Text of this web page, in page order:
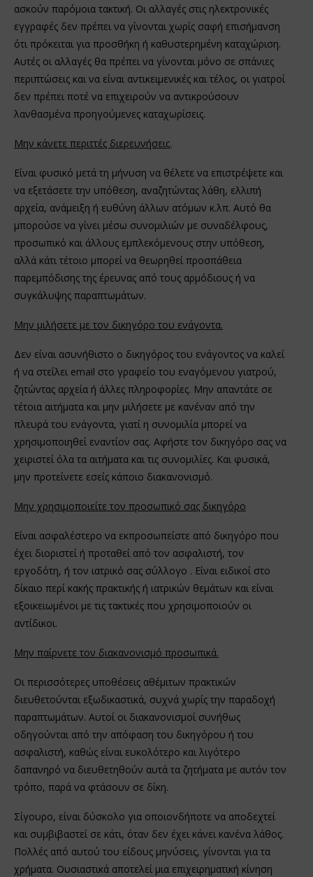
ασκούν παρόμοια τακτική. Οι αλλαγές στις ηλεκτρονικές
εγγραφές δεν πρέπει να γίνονται χωρίς σαφή επισήμανση
ότι πρόκειται για προσθήκη ή καθυστερημένη καταχώριση.
Αυτές οι αλλαγές θα πρέπει να γίνονται μόνο σε σπάνιες
περιπτώσεις και να είναι αντικειμενικές και τέλος, οι γιατροί
δεν πρέπει ποτέ να επιχειρούν να αντικρούσουν
λανθασμένα προηγούμενες καταχωρίσεις.
Μην κάνετε περιττές διερευνήσεις.
Είναι φυσικό μετά τη μήνυση να θέλετε να επιστρέψετε και
να εξετάσετε την υπόθεση, αναζητώντας λάθη, ελλιπή
αρχεία, ανάμειξη ή ευθύνη άλλων ατόμων κ.λπ. Αυτό θα
μπορούσε να γίνει μέσω συνομιλιών με συναδέλφους,
προσωπικό και άλλους εμπλεκόμενους στην υπόθεση,
αλλά κάτι τέτοιο μπορεί να θεωρηθεί προσπάθεια
παρεμπόδισης της έρευνας από τους αρμόδιους ή να
συγκάλυψης παραπτωμάτων.
Μην μιλήσετε με τον δικηγόρο του ενάγοντα.
Δεν είναι ασυνήθιστο ο δικηγόρος του ενάγοντος να καλεί
ή να στείλει email στο γραφείο του εναγόμενου γιατρού,
ζητώντας αρχεία ή άλλες πληροφορίες. Μην απαντάτε σε
τέτοια αιτήματα και μην μιλήσετε με κανέναν από την
πλευρά του ενάγοντα, γιατί η συνομιλία μπορεί να
χρησιμοποιηθεί εναντίον σας. Αφήστε τον δικηγόρο σας να
χειριστεί όλα τα αιτήματα και τις συνομιλίες. Και φυσικά,
μην προτείνετε εσείς κάποιο διακανονισμό.
Μην χρησιμοποιείτε τον προσωπικό σας δικηγόρο
Είναι ασφαλέστερο να εκπροσωπείστε από δικηγόρο που
έχει διοριστεί ή προταθεί από τον ασφαλιστή, τον
εργοδότη, ή τον ιατρικό σας σύλλογο . Είναι ειδικοί στο
δίκαιο περί κακής πρακτικής ή ιατρικών θεμάτων και είναι
εξοικειωμένοι με τις τακτικές που χρησιμοποιούν οι
αντίδικοι.
Μην παίρνετε τον διακανονισμό προσωπικά.
Οι περισσότερες υποθέσεις αθέμιτων πρακτικών
διευθετούνται εξωδικαστικά, συχνά χωρίς την παραδοχή
παραπτωμάτων. Αυτοί οι διακανονισμοί συνήθως
οδηγούνται από την απόφαση του δικηγόρου ή του
ασφαλιστή, καθώς είναι ευκολότερο και λιγότερο
δαπανηρό να διευθετηθούν αυτά τα ζητήματα με αυτόν τον
τρόπο, παρά να φτάσουν σε δίκη.
Σίγουρο, είναι δύσκολο για οποιονδήποτε να αποδεχτεί
και συμβιβαστεί σε κάτι, όταν δεν έχει κάνει κανένα λάθος.
Πολλές από αυτού του είδους μηνύσεις, γίνονται για τα
χρήματα. Ουσιαστικά αποτελεί μια επιχειρηματική κίνηση